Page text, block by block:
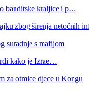
banditske kraljice i p…
zbog širenja netočnih
suradnje s mafijom
kako je Izrae…
za otmice djece u Kongu